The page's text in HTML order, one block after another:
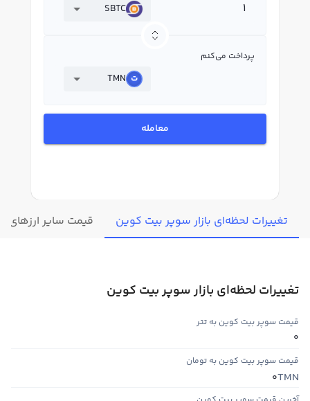
SBTC
پرداخت می‌کنم
TMN
معامله
تغییرات لحظه‌ای بازار سوپر بیت کوین قیمت سایر ارزهای
تغییرات لحظه‌ای بازار سوپر بیت کوین
قیمت سوپر بیت کوین به تتر
0
قیمت سوپر بیت کوین به تومان
TMN
0